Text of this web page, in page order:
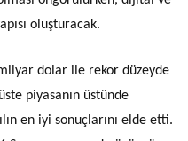
oluşturacak.
dolar ile rekor düzeyde
piyasanın üstünde
en iyi sonuçlarını elde etti.